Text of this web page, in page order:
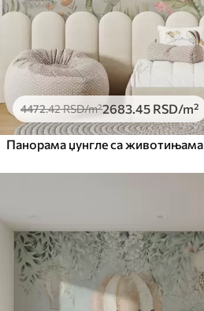
4472.42RSD/m²2683 .45 RSD/m²
Панорама џунгле са животињама